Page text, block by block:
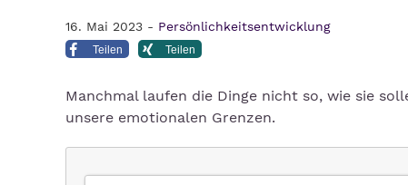
16. Mai 2023 - Persönlichkeitsentwicklung
Teilen Teilen
Manchmal laufen die Dinge nicht so, wie sie
unsere emotionalen Grenzen.